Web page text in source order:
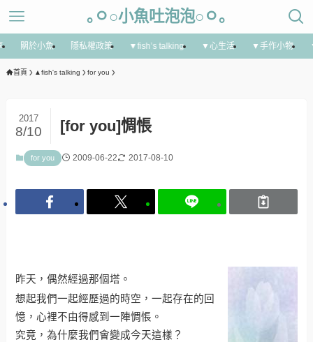
｡ㅇ○小魚吐泡泡○ㅇ｡
關於小魚 隱私權政策 ▼fish’s talking ▼心生活 ▼手作小物
首頁 ▲fish's talking for you
[for you]惆悵
2017
8/10
for you 2009-06-22 2017-08-10
昨天，偶然經過那個塔。
想起我們一起經歷過的時空，一起存在的回
憶，心裡不由得感到一陣惆悵。
究竟，為什麼我們會變成今天這樣？